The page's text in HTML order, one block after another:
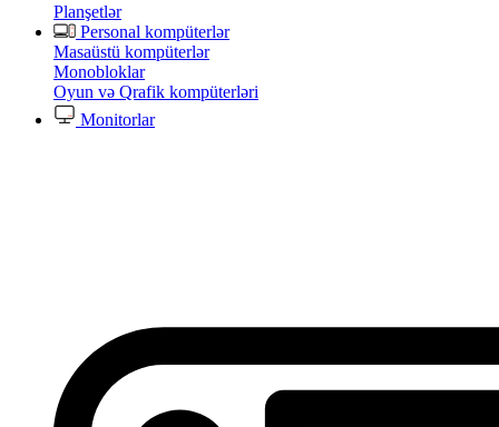
Planşetlər
Personal kompüterlər
Masaüstü kompüterlər
Monobloklar
Oyun və Qrafik kompüterləri
Monitorlar